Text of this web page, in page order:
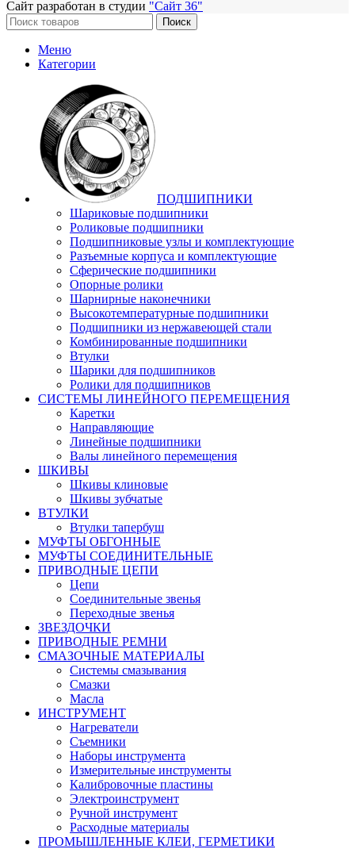
Сайт разработан в студии "Сайт 36"
Поиск
Меню
Категории
ПОДШИПНИКИ
Шариковые подшипники
Роликовые подшипники
Подшипниковые узлы и комплектующие
Разъемные корпуса и комплектующие
Сферические подшипники
Опорные ролики
Шарнирные наконечники
Высокотемпературные подшипники
Подшипники из нержавеющей стали
Комбинированные подшипники
Втулки
Шарики для подшипников
Ролики для подшипников
СИСТЕМЫ ЛИНЕЙНОГО ПЕРЕМЕЩЕНИЯ
Каретки
Направляющие
Линейные подшипники
Валы линейного перемещения
ШКИВЫ
Шкивы клиновые
Шкивы зубчатые
ВТУЛКИ
Втулки тапербуш
МУФТЫ ОБГОННЫЕ
МУФТЫ СОЕДИНИТЕЛЬНЫЕ
ПРИВОДНЫЕ ЦЕПИ
Цепи
Соединительные звенья
Переходные звенья
ЗВЕЗДОЧКИ
ПРИВОДНЫЕ РЕМНИ
СМАЗОЧНЫЕ МАТЕРИАЛЫ
Системы смазывания
Смазки
Масла
ИНСТРУМЕНТ
Нагреватели
Съемники
Наборы инструмента
Измерительные инструменты
Калибровочные пластины
Электроинструмент
Ручной инструмент
Расходные материалы
ПРОМЫШЛЕННЫЕ КЛЕИ, ГЕРМЕТИКИ